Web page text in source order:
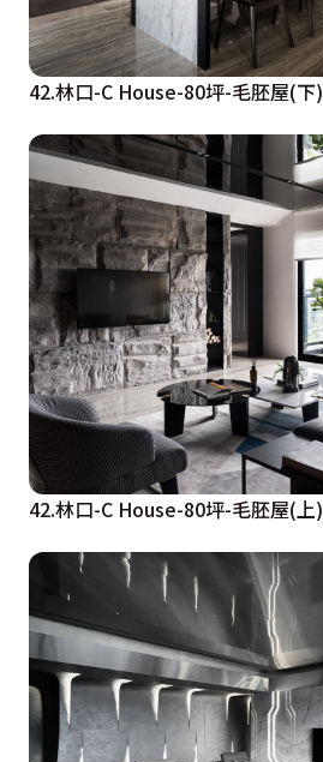
42.林口-C House-80坪-毛胚屋(下)
42.林口-C House-80坪-毛胚屋(上)